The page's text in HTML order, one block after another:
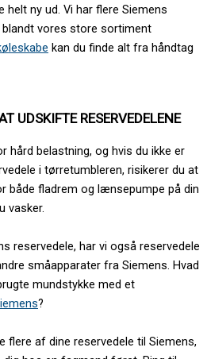
ny ud. Vi har flere Siemens
vores store sortiment
kan du finde alt fra håndtag
UDSKIFTE RESERVEDELENE
hård belastning, og hvis du ikke er
i tørretumbleren, risikerer du at
både fladrem og lænsepumpe på din
vasker.
reservedele, har vi også reservedele
småapparater fra Siemens. Hvad
mundstykke med et
?
flere af dine reservedele til Siemens,